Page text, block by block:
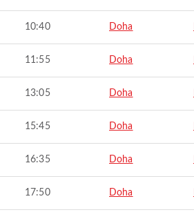
10:40 Doha
11:55 Doha
13:05 Doha
15:45 Doha
16:35 Doha
17:50 Doha